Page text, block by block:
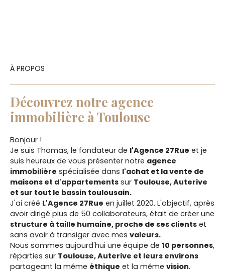
À PROPOS
Découvrez notre agence
immobilière à Toulouse
Bonjour !
Je suis Thomas, le fondateur de l'Agence 27Rue et je
suis heureux de vous présenter notre agence
immobilière spécialisée dans l'achat et la vente de
maisons et d'appartements sur Toulouse, Auterive
et sur tout le bassin toulousain.
J'ai créé L'Agence 27Rue en juillet 2020. L'objectif, après
avoir dirigé plus de 50 collaborateurs, était de créer une
structure à taille humaine, proche de ses clients et
sans avoir à transiger avec mes valeurs.
Nous sommes aujourd'hui une équipe de 10 personnes,
réparties sur Toulouse, Auterive et leurs environs
partageant la même éthique et la même vision.